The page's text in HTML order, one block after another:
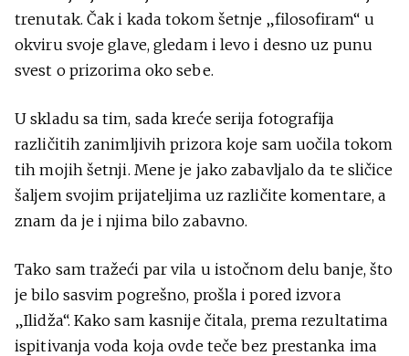
trenutak. Čak i kada tokom šetnje „filosofiram“ u
okviru svoje glave, gledam i levo i desno uz punu
svest o prizorima oko sebe.
U skladu sa tim, sada kreće serija fotografija
različitih zanimljivih prizora koje sam uočila tokom
tih mojih šetnji. Mene je jako zabavljalo da te sličice
šaljem svojim prijateljima uz različite komentare, a
znam da je i njima bilo zabavno.
Tako sam tražeći par vila u istočnom delu banje, što
je bilo sasvim pogrešno, prošla i pored izvora
„Ilidža“. Kako sam kasnije čitala, prema rezultatima
ispitivanja voda koja ovde teče bez prestanka ima